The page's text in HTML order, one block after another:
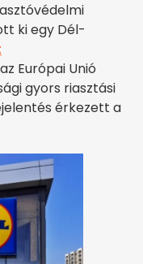
ki egy Dél-
Európai Unió
gyors riasztási
érkezett a